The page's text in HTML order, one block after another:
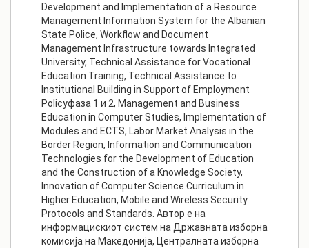
Development and Implementation of a Resource
Management Information System for the Albanian
State Police, Workflow and Document
Management Infrastructure towards Integrated
University, Technical Assistance for Vocational
Education Training, Technical Assistance to
Institutional Building in Support of Employment
Policyфаза 1 и 2, Management and Business
Education in Computer Studies, Implementation of
Modules and ECTS, Labor Market Analysis in the
Border Region, Information and Communication
Technologies for the Development of Education
and the Construction of a Knowledge Society,
Innovation of Computer Science Curriculum in
Higher Education, Mobile and Wireless Security
Protocols and Standards. Автор е на
информацискиот систем на Државната изборна
комисија на Македонија, Централната изборна